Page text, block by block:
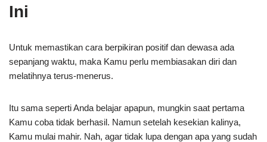
Ini
Untuk memastikan cara berpikiran positif dan dewasa ada
sepanjang waktu, maka Kamu perlu membiasakan diri dan
melatihnya terus-menerus.
Itu sama seperti Anda belajar apapun, mungkin saat pertama
Kamu coba tidak berhasil. Namun setelah kesekian kalinya,
Kamu mulai mahir. Nah, agar tidak lupa dengan apa yang sudah